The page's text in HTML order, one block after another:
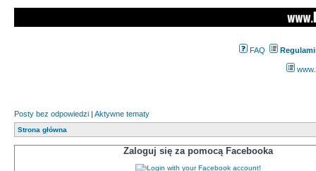
FAQ
Posty bez odpowiedzi | Aktywne tematy
Strona główna
Zaloguj się za pomocą Facebooka